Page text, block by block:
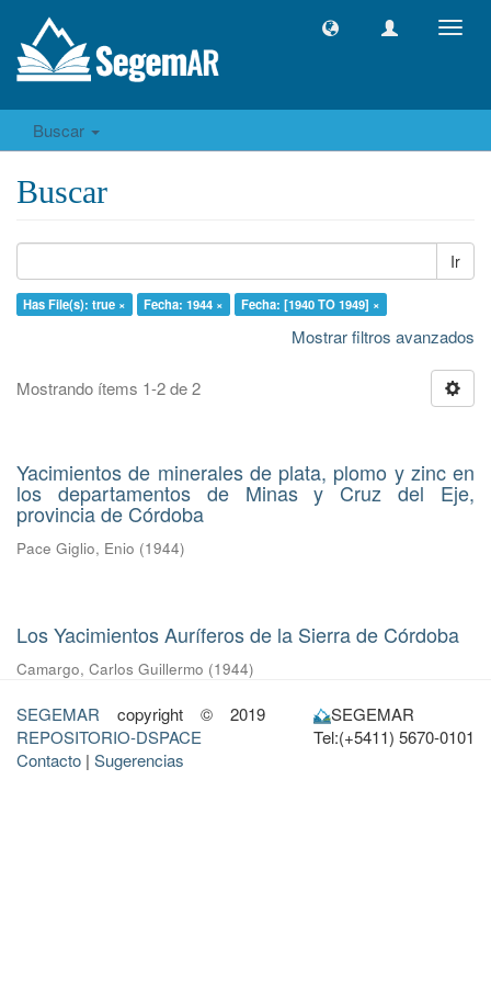
Buscar
Buscar
Ir
Has File(s): true × Fecha: 1944 × Fecha: [1940 TO 1949] ×
Mostrar filtros avanzados
Mostrando ítems 1-2 de 2
Yacimientos de minerales de plata, plomo y zinc en
los departamentos de Minas y Cruz del Eje,
provincia de Córdoba
Pace Giglio, Enio (1944)
Los Yacimientos Auríferos de la Sierra de Córdoba
Camargo, Carlos Guillermo (1944)
SEGEMAR copyright © 2019
REPOSITORIO-DSPACE
Contacto | Sugerencias
SEGEMAR
Tel:(+5411) 5670-0101